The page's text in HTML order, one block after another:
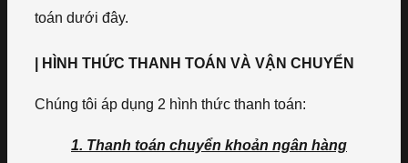
toán dưới đây.
| HÌNH THỨC THANH TOÁN VÀ VẬN CHUYỂN
Chúng tôi áp dụng 2 hình thức thanh toán:
1. Thanh toán chuyển khoản ngân hàng